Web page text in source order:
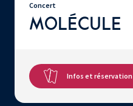
Concert
MOLÉCULE
Infos et réservation